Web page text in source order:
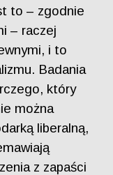
to – zgodnie
– raczej
i to
Badania
który
można
liberalną,
z zapaści